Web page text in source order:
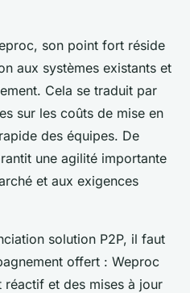
son point fort réside
aux systèmes existants et
Cela se traduit par
sur les coûts de mise en
des équipes. De
une agilité importante
et aux exigences
solution P2P, il faut
offert : Weproc
et des mises à jour